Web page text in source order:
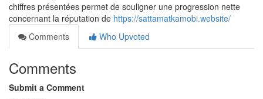
chiffres présentées permet de souligner une progression nette
concernant la réputation de https://sattamatkamobi.website/
Comments
Who Upvoted
Comments
Submit a Comment